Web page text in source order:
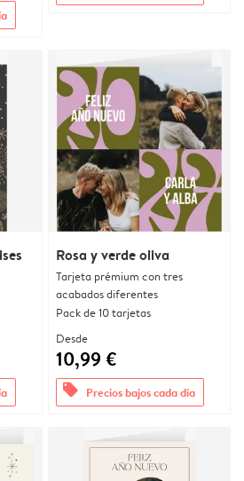
Rosa y verde oliva
Tarjeta prémium con tres
acabados diferentes
Pack de 10 tarjetas
Desde
10,99 €
offers Precios bajos cada día